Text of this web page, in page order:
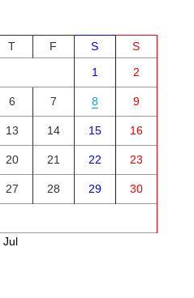
T F S
S
1
2
6 7 8 9
13 14 15 16
20 21 22 23
27 28 29 30
Jul